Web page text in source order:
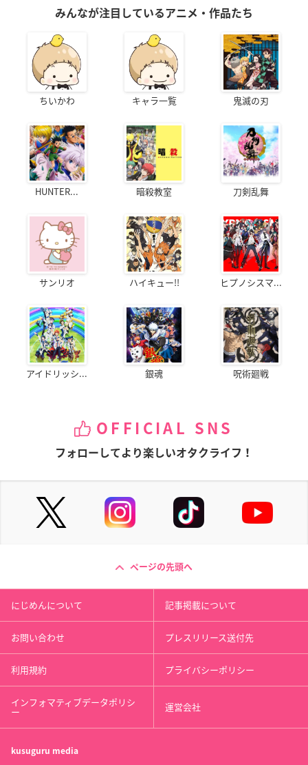
みんなが注目しているアニメ・作品たち
ちいかわ キャラ一覧 鬼滅の刃
HUNTER... 暗殺教室 刀剣乱舞
サンリオ ハイキュー!! ヒプノシスマ...
アイドリッシ... 銀魂 呪術廻戦
OFFICIAL SNS
フォローしてより楽しいオタクライフ！
ページの先頭へ
にじめんについて 記事掲載について
お問い合わせ プレスリリース送付先
利用規約 プライバシーポリシー
インフォマティブデータポリシ
ー 運営会社
kusuguru media